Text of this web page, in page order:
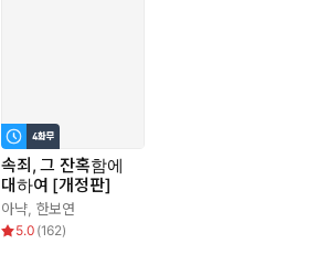
속죄, 그 잔혹함에
대하여 [개정판]
아냑, 한보연
5.0 (162)